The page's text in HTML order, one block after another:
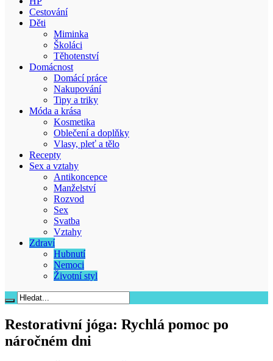
Cestování
Děti
Miminka
Školáci
Těhotenství
Domácnost
Domácí práce
Nakupování
Tipy a triky
Móda a krása
Kosmetika
Oblečení a doplňky
Vlasy, pleť a tělo
Recepty
Sex a vztahy
Antikoncepce
Manželství
Rozvod
Sex
Svatba
Vztahy
Zdraví
Hubnutí
Nemoci
Životní styl
Restorativní jóga: Rychlá pomoc po
náročném dni